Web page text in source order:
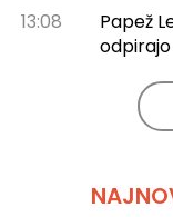
13:08
Papež